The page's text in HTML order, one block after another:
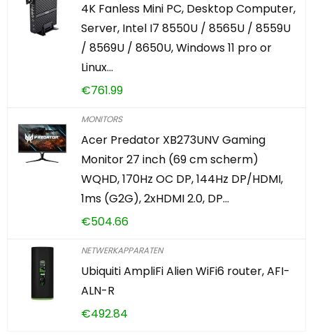
4K Fanless Mini PC, Desktop Computer,
Server, Intel I7 8550U / 8565U / 8559U
/ 8569U / 8650U, Windows 11 pro or
Linux…
€761.99
MONITORS
Acer Predator XB273UNV Gaming
Monitor 27 inch (69 cm scherm)
WQHD, 170Hz OC DP, 144Hz DP/HDMI,
1ms (G2G), 2xHDMI 2.0, DP…
€504.66
NETWERKAPPARATEN
Ubiquiti AmpliFi Alien WiFi6 router, AFI-
ALN-R
€492.84